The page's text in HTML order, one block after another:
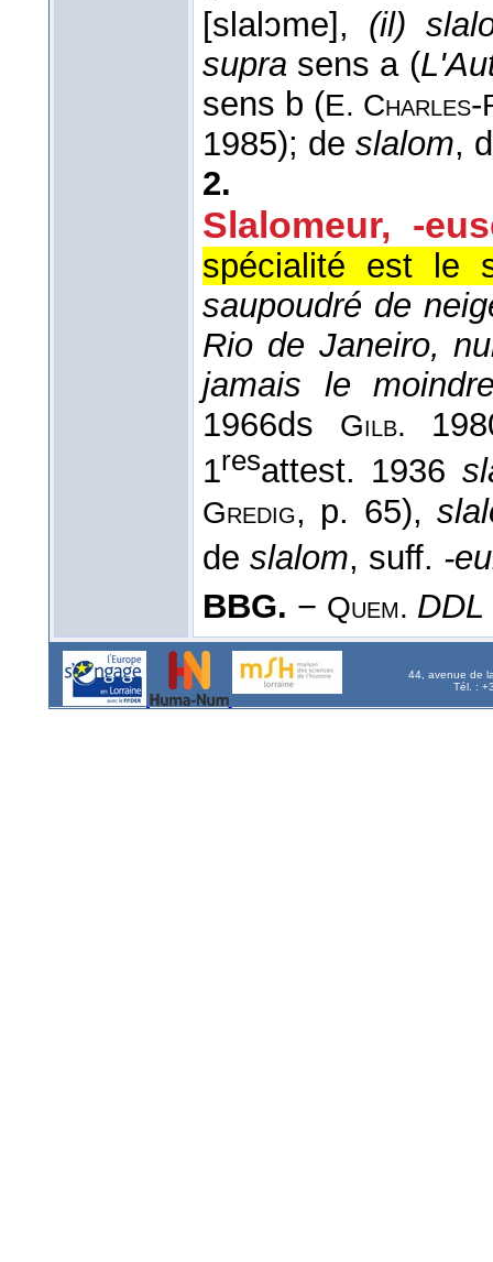
[slalɔme], (il)
supra sens a (
sens b (E. Charles-
1985); de slalom,
2.
Slalomeur, -
spécialité est le
saupoudré de
Rio de Janeiro,
jamais le
1966ds Gilb.
1resattest. 1936
Gredig, p. 65),
de slalom, suff. -
BBG. − Quem. DDL
44, avenue de
Tél. :